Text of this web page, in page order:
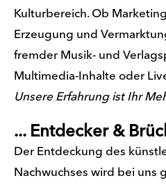
Kulturbereich. Ob
Erzeugung und
fremder Musik- und
Multimedia-Inhalte oder
Unsere Erfahrung ist Ihr
... Entdecker &
Der Entdeckung des
Nachwuchses wird bei uns